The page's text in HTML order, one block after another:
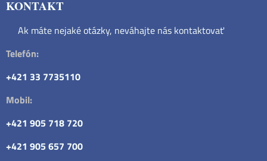
KONTAKT
Ak máte nejaké otázky, neváhajte nás kontaktovať
Telefón:
+421 33 7735110
Mobil:
+421 905 718 720
+421 905 657 700